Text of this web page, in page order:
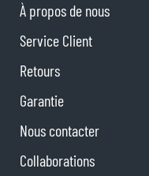
À propos de nous
Service Client
Retours
Garantie
Nous contacter
Collaborations